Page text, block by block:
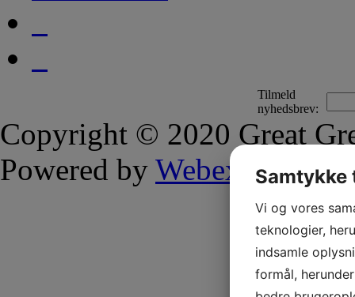
Tilmeld
nyhedsbrev:
Copyright © 2020 Great
Powered by Webex
Vi og vores
teknologier,
indsamle
formål,